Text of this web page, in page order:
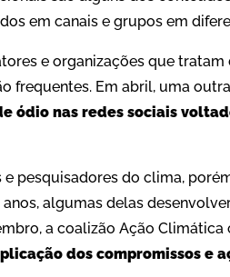
em canais e grupos em
e organizações que
Em abril, uma
ódio nas redes sociais
pesquisadores do clima,
algumas delas
a coalizão Ação Climática
dos compromissos e